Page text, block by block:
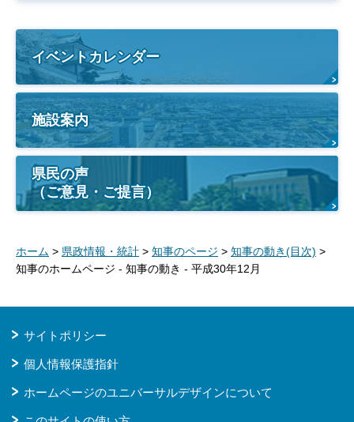
イベントカレンダー
施設案内
県民の声
（ご意見・ご提言）
ホーム > 県政情報・統計 > 知事のページ > 知事の動き(目次) >
知事のホームページ - 知事の動き - 平成30年12月
サイトポリシー
個人情報保護指針
ホームページのユニバーサルデザインについて